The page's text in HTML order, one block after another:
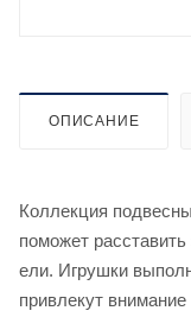
ОПИСАНИЕ
Коллекция
поможет
ели. Игрушки
привлекут